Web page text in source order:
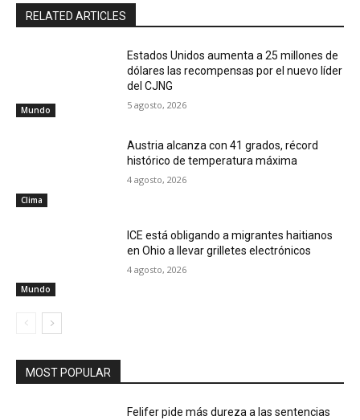
RELATED ARTICLES
Mundo
Estados Unidos aumenta a 25 millones de
dólares las recompensas por el nuevo líder
del CJNG
5 agosto, 2026
Clima
Austria alcanza con 41 grados, récord
histórico de temperatura máxima
4 agosto, 2026
Mundo
ICE está obligando a migrantes haitianos
en Ohio a llevar grilletes electrónicos
4 agosto, 2026
MOST POPULAR
Felifer pide más dureza a las sentencias